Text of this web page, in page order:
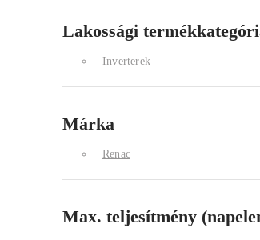
Lakossági
Inverterek
Márka
Renac
Max. teljesítmény